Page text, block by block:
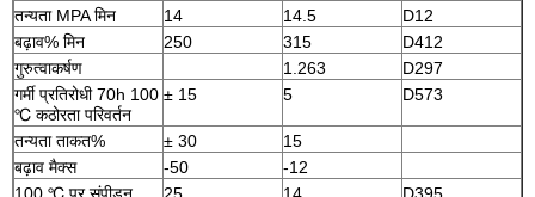
तन्यता MPA मिन
14 14.5
D12
बढ़ाव% मिन
250 315
D412
गुरुत्वाकर्षण
1.263
D297
गर्मी प्रतिरोधी 70h 100
℃ कठोरता परिवर्तन
± 15 5 D573
तन्यता ताकत% ± 30
15
बढ़ाव मैक्स
-50
-12